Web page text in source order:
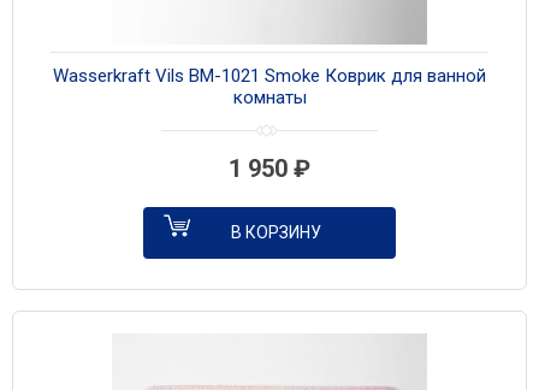
Wasserkraft Vils BM-1021 Smoke Коврик для ванной
комнаты
1 950 ₽
В КОРЗИНУ